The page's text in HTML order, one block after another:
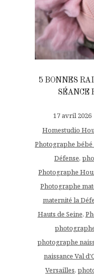
5 BONNES
SÉANCE
17 avril 2026
Homestudio
Photographe
Défense,
Photographe
Photographe
maternité la
Hauts de Seine,
photographe
naissance Val
Versailles,